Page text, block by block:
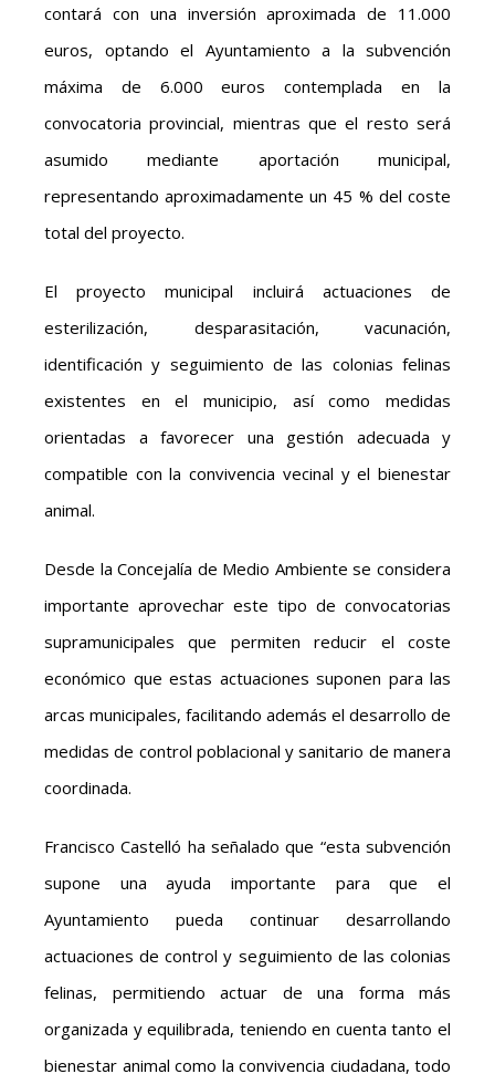
contará con una inversión aproximada de 11.000
euros, optando el Ayuntamiento a la subvención
máxima de 6.000 euros contemplada en la
convocatoria provincial, mientras que el resto será
asumido mediante aportación municipal,
representando aproximadamente un 45 % del coste
total del proyecto.
El proyecto municipal incluirá actuaciones de
esterilización, desparasitación, vacunación,
identificación y seguimiento de las colonias felinas
existentes en el municipio, así como medidas
orientadas a favorecer una gestión adecuada y
compatible con la convivencia vecinal y el bienestar
animal.
Desde la Concejalía de Medio Ambiente se considera
importante aprovechar este tipo de convocatorias
supramunicipales que permiten reducir el coste
económico que estas actuaciones suponen para las
arcas municipales, facilitando además el desarrollo de
medidas de control poblacional y sanitario de manera
coordinada.
Francisco Castelló ha señalado que “esta subvención
supone una ayuda importante para que el
Ayuntamiento pueda continuar desarrollando
actuaciones de control y seguimiento de las colonias
felinas, permitiendo actuar de una forma más
organizada y equilibrada, teniendo en cuenta tanto el
bienestar animal como la convivencia ciudadana, todo